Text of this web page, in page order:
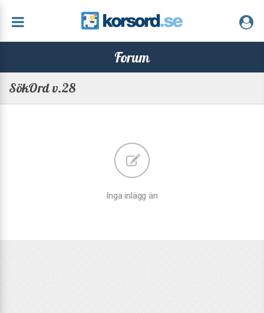
Forum
SökOrd v.28
Inga inlägg än